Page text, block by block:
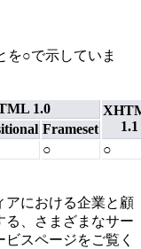
を○で示していま
1.0
1.1
Frameset
○
○
アにおける企業と顧
る、さまざまなサー
スページをご覧く